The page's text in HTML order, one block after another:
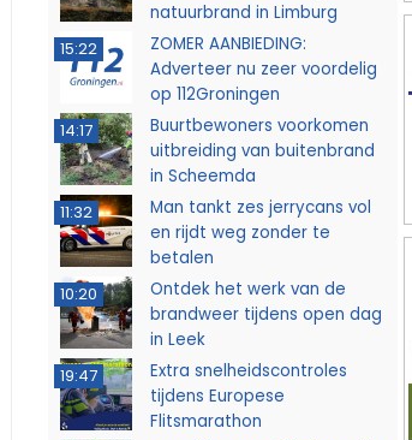
natuurbrand in Limburg
15:22
ZOMER AANBIEDING:
Adverteer nu zeer voordelig
op 112Groningen
14:17
Buurtbewoners voorkomen
uitbreiding van buitenbrand
in Scheemda
11:32
Man tankt zes jerrycans vol
en rijdt weg zonder te
betalen
10:20
Ontdek het werk van de
brandweer tijdens open dag
in Leek
19:47
Extra snelheidscontroles
tijdens Europese
Flitsmarathon